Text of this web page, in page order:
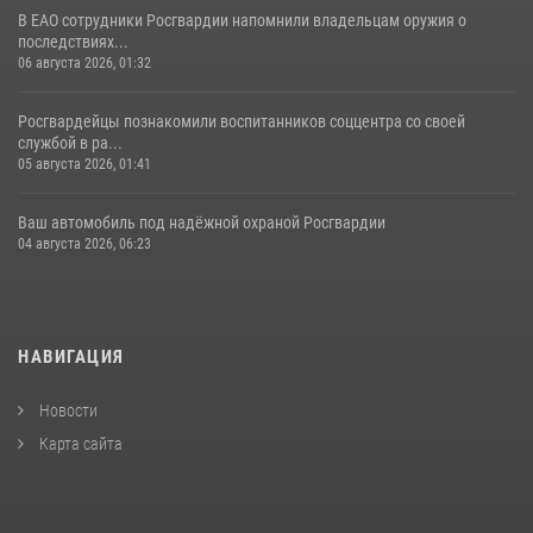
В ЕАО сотрудники Росгвардии напомнили владельцам оружия о
последствиях...
06 августа 2026, 01:32
Росгвардейцы познакомили воспитанников соццентра со своей
службой в ра...
05 августа 2026, 01:41
Ваш автомобиль под надёжной охраной Росгвардии
04 августа 2026, 06:23
НАВИГАЦИЯ
Новости
Карта сайта